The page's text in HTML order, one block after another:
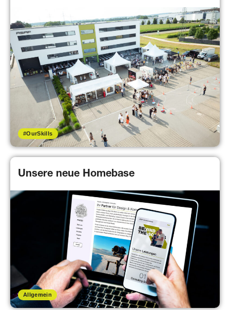
#OurSkills
Allgemein
Unsere neue Homebase